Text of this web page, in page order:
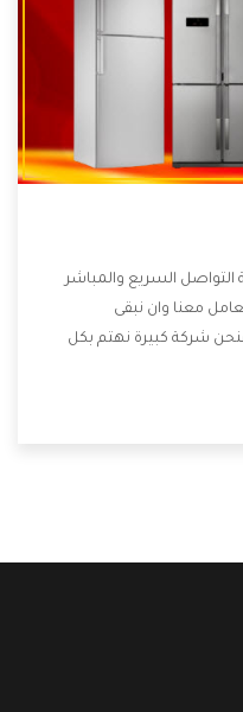
السريع والمباشر
معنا وان نبقى
شركة كبيرة نهتم بكل
التى تكون من أهم